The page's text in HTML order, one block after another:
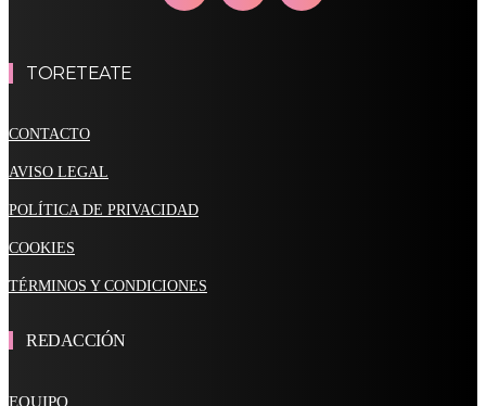
TORETEATE
CONTACTO
AVISO LEGAL
POLÍTICA DE PRIVACIDAD
COOKIES
TÉRMINOS Y CONDICIONES
REDACCIÓN
EQUIPO